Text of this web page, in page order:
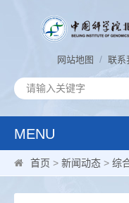
网站地图 / 联系
MENU
首页 > 新闻动态 > 综